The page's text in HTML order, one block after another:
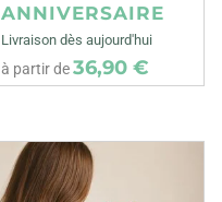
ANNIVERSAIRE
Livraison dès aujourd'hui
à partir de36,90 €